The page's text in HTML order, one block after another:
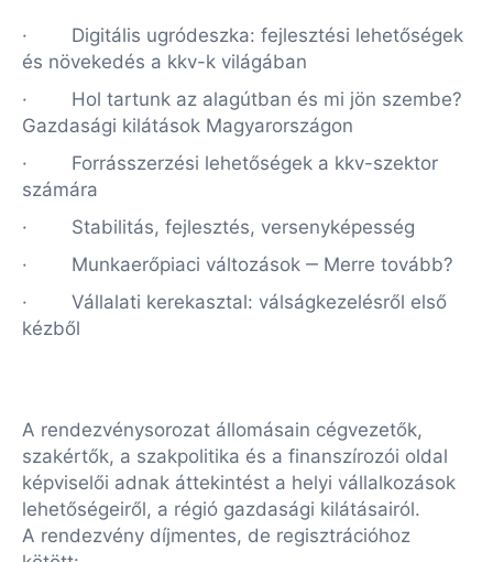
· Digitális ugródeszka: fejlesztési lehetőségek
és növekedés a kkv-k világában
· Hol tartunk az alagútban és mi jön szembe?
Gazdasági kilátások Magyarországon
· Forrásszerzési lehetőségek a kkv-szektor
számára
· Stabilitás, fejlesztés, versenyképesség
· Munkaerőpiaci változások ‒ Merre tovább?
· Vállalati kerekasztal: válságkezelésről első
kézből
A rendezvénysorozat állomásain cégvezetők,
szakértők, a szakpolitika és a finanszírozói oldal
képviselői adnak áttekintést a helyi vállalkozások
lehetőségeiről, a régió gazdasági kilátásairól.
A rendezvény díjmentes, de regisztrációhoz